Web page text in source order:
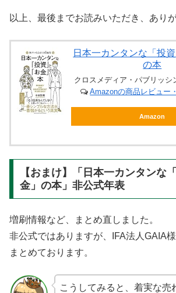
以上、最後までお読みいただき、あり
日本一カンタンな「投資
の本
クロスメディア・パブリッシ
Amazonの商品レビュー
Amazon
【おまけ】「日本一カンタンな
金」の本」非公式年表
増刷情報など、まとめ直しました。
非公式ではありますが、IFA法人GAIA
まとめております。
こうしてみると、着実な売